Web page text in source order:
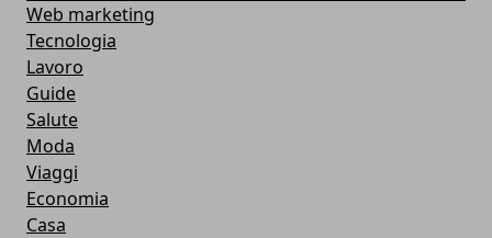
Web marketing
Tecnologia
Lavoro
Guide
Salute
Moda
Viaggi
Economia
Casa